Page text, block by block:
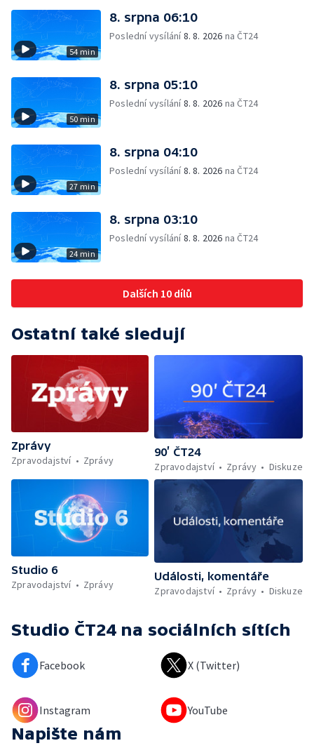
54 min
8. srpna 06:10
Poslední vysílání8. 8. 2026 na ČT24
50 min
8. srpna 05:10
Poslední vysílání8. 8. 2026 na ČT24
27 min
8. srpna 04:10
Poslední vysílání8. 8. 2026 na ČT24
24 min
8. srpna 03:10
Poslední vysílání8. 8. 2026 na ČT24
Dalších 10 dílů
Ostatní také sledují
Zprávy
Zpravodajství
Zprávy
90’ ČT24
Zpravodajství
Zprávy Diskuze
Studio 6
Zpravodajství
Zprávy
Události, komentáře
Zpravodajství
Zprávy Diskuze
Studio ČT24 na sociálních sítích
Facebook X (Twitter)
Instagram YouTube
Napište nám